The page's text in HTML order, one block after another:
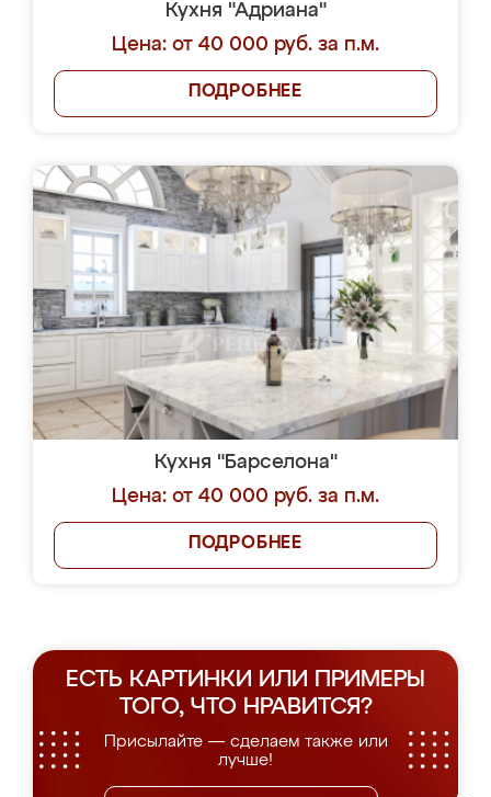
Кухня "Адриана"
Цена: от 40 000 руб. за п.м.
ПОДРОБНЕЕ
Кухня "Барселона"
Цена: от 40 000 руб. за п.м.
ПОДРОБНЕЕ
ЕСТЬ КАРТИНКИ ИЛИ ПРИМЕРЫ
ТОГО, ЧТО НРАВИТСЯ?
Присылайте — сделаем также или
лучше!